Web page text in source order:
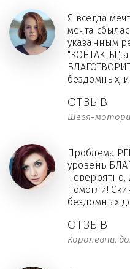
ОТЗЫВ
Швея-
Я всегда
мечта
указанным
"КОНТАКТЫ",
бездомных,
ОТЗЫВ
Королевна,
Проблема
уровень
невероятно,
помогли!
бездомных